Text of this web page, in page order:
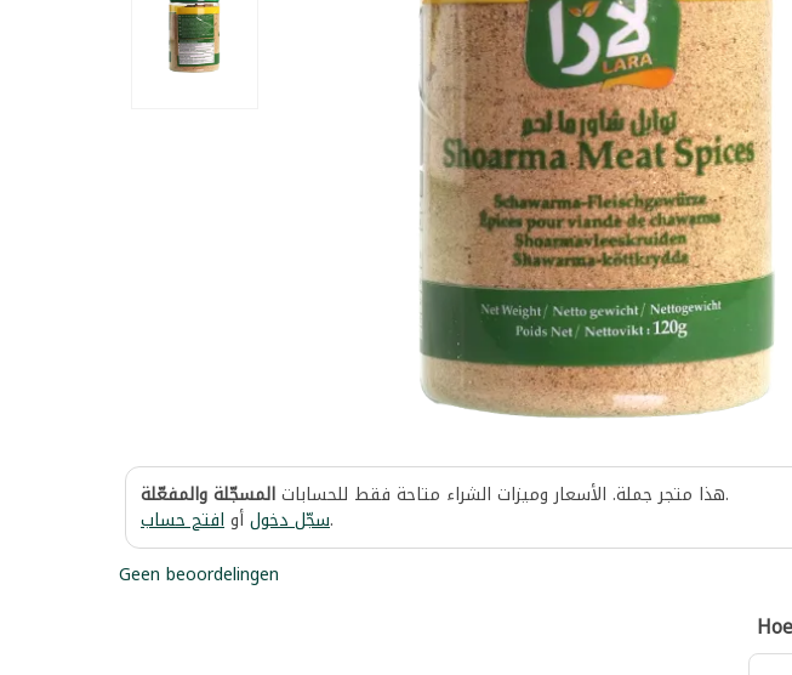
هذا متجر جملة. الأسعار وميزات الشراء متاحة فقط للحساباتالمسجّلة والمفعّلة .
سجّل دخولأوافتح حساب
.
Geen beoordelingen